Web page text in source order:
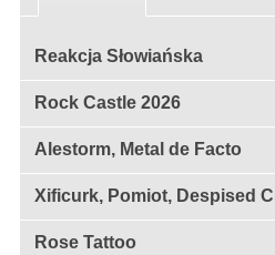
Reakcja Słowiańska
Rock Castle 2026
Alestorm, Metal de Facto
Xificurk, Pomiot, Despised
Rose Tattoo